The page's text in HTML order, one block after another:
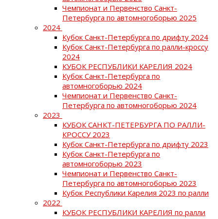
Чемпионат и Первенство Санкт-
Петербурга по автомногоборью 2025
2024
Кубок Санкт-Петербурга по дрифту 2024
Кубок Санкт-Петербурга по ралли-кроссу
2024
КУБОК РЕСПУБЛИКИ КАРЕЛИЯ 2024
Кубок Санкт-Петербурга по
автомногоборью 2024
Чемпионат и Первенство Санкт-
Петербурга по автомногоборью 2024
2023
КУБОК САНКТ-ПЕТЕРБУРГА ПО РАЛЛИ-
КРОССУ 2023
Кубок Санкт-Петербурга по дрифту 2023
Кубок Санкт-Петербурга по
автомногоборью 2023
Чемпионат и Первенство Санкт-
Петербурга по автомногоборью 2023
Кубок Республики Карелия 2023 по ралли
2022
КУБОК РЕСПУБЛИКИ КАРЕЛИЯ по ралли